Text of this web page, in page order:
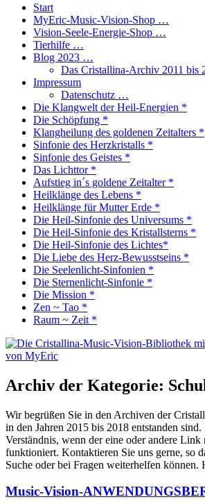
Start
MyEric-Music-Vision-Shop …
Vision-Seele-Energie-Shop …
Tierhilfe …
Blog 2023 …
Das Cristallina-Archiv 2011 bis
Impressum
Datenschutz …
Die Klangwelt der Heil-Energien *
Die Schöpfung *
Klangheilung des goldenen Zeitalters *
Sinfonie des Herzkristalls *
Sinfonie des Geistes *
Das Lichttor *
Aufstieg in´s goldene Zeitalter *
Heilklänge des Lebens *
Heilklänge für Mutter Erde *
Die Heil-Sinfonie des Universums *
Die Heil-Sinfonie des Kristallsterns *
Die Heil-Sinfonie des Lichtes*
Die Liebe des Herz-Bewusstseins *
Die Seelenlicht-Sinfonien *
Die Sternenlicht-Sinfonie *
Die Mission *
Zen ~ Tao *
Raum ~ Zeit *
Archiv der Kategorie:
Wir begrüßen Sie in den Archiven der
in den Jahren 2015 bis 2018 entstanden
Verständnis, wenn der eine oder andere Link
funktioniert. Kontaktieren Sie uns gerne, so
Suche oder bei Fragen weiterhelfen können.
Music-Vision-